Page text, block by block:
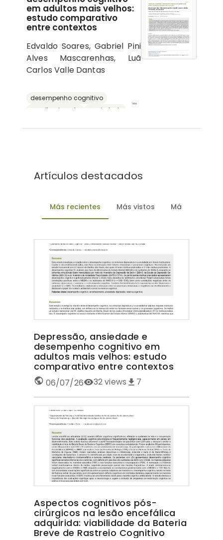
em adultos mais velhos:
estudo comparativo
entre contextos
Edvaldo Soares, Gabriel Pini
Alves Mascarenhas, Luã
Carlos Valle Dantas
desempenho cognitivo
envelhecimento
ansiedade
...
Artículos destacados
Más recientes Más vistos Más
Depressão, ansiedade e
desempenho cognitivo em
adultos mais velhos: estudo
comparativo entre contextos
06/07/26 32views 7
Aspectos cognitivos pós-
cirúrgicos na lesão encefálica
adquirida: viabilidade da Bateria
Breve de Rastreio Cognitivo